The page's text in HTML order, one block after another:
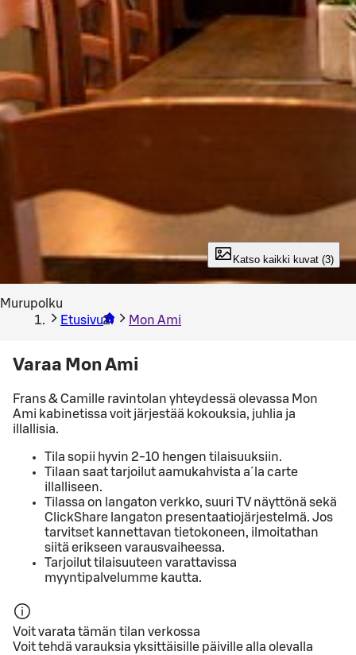
Katso kaikki kuvat (3)
Murupolku
Etusivu
Mon Ami
Varaa Mon Ami
Frans & Camille ravintolan yhteydessä olevassa Mon
Ami kabinetissa voit järjestää kokouksia, juhlia ja
illallisia.
Tila sopii hyvin 2-10 hengen tilaisuuksiin.
Tilaan saat tarjoilut aamukahvista a´la carte
illalliseen.
Tilassa on langaton verkko, suuri TV näyttönä sekä
ClickShare langaton presentaatiojärjestelmä. Jos
tarvitset kannettavan tietokoneen, ilmoitathan
siitä erikseen varausvaiheessa.
Tarjoilut tilaisuuteen varattavissa
myyntipalvelumme kautta.
Voit varata tämän tilan verkossa
Voit tehdä varauksia yksittäisille päiville alla olevalla